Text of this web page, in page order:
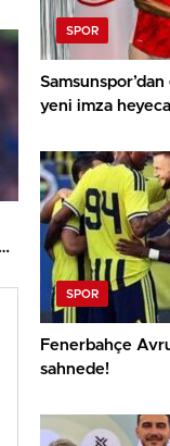
SPOR
Samsunspor’dan
yeni imza
SPOR
Fenerbahçe
sahnede!